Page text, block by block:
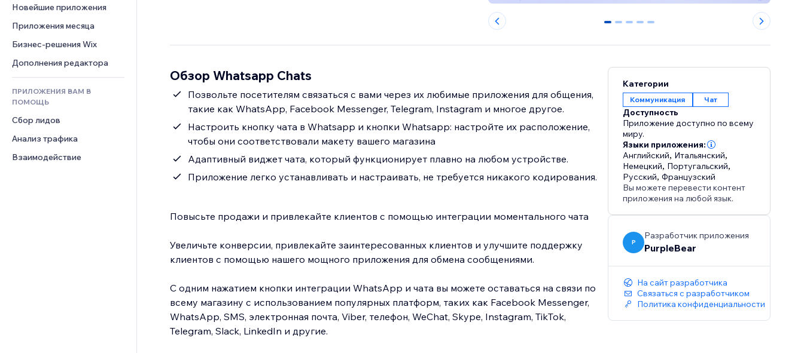
Складские услуги
Еда и напитки
PDF
Обмен файлами
Новости
Баннеры и значки
Калькуляторы
Погода
Графики и таблицы
Чат
Комментарии
Телефон
Сообщество
Отзывы и комментарии
Управление отношениями с
клиентом (CRM)
Новейшие приложения
Приложения месяца
Бизнес-решения Wix
Дополнения редактора
ПРИЛОЖЕНИЯ ВАМ В
ПОМОЩЬ
Сбор лидов
Анализ трафика
Взаимодействие
0 1 2 3 4
Обзор Whatsapp Chats
Позвольте посетителям связаться с вами через их любимые приложения для общения,
такие как WhatsApp, Facebook Messenger, Telegram, Instagram и многое другое.
Настроить кнопку чата в Whatsapp и кнопки Whatsapp: настройте их расположение,
чтобы они соответствовали макету вашего магазина
Адаптивный виджет чата, который функционирует плавно на любом устройстве.
Приложение легко устанавливать и настраивать, не требуется никакого кодирования.
Повысьте продажи и привлекайте клиентов с помощью интеграции моментального чата
Увеличьте конверсии, привлекайте заинтересованных клиентов и улучшите поддержку
клиентов с помощью нашего мощного приложения для обмена сообщениями.
С одним нажатием кнопки интеграции WhatsApp и чата вы можете оставаться на связи по
всему магазину с использованием популярных платформ, таких как Facebook Messenger,
WhatsApp, SMS, электронная почта, Viber, телефон, WeChat, Skype, Instagram, TikTok,
Telegram, Slack, LinkedIn и другие.
Категории
Коммуникация Чат
Доступность
Приложение доступно по всему
миру.
Языки приложения:
Английский, Итальянский,
Немецкий, Португальский,
Русский,Французский
Вы можете перевести контент
приложения на любой язык.
P
Разработчик приложения
PurpleBear
На сайт разработчика
Связаться с разработчиком
Политика конфиденциальности